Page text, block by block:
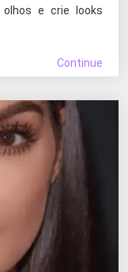
e crie looks
Continue